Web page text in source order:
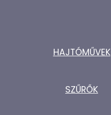
HAJTÓMŰVEK
SZŰRŐK